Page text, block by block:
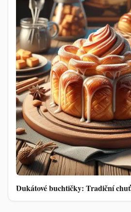
Dukátové buchtičky: Tradiční